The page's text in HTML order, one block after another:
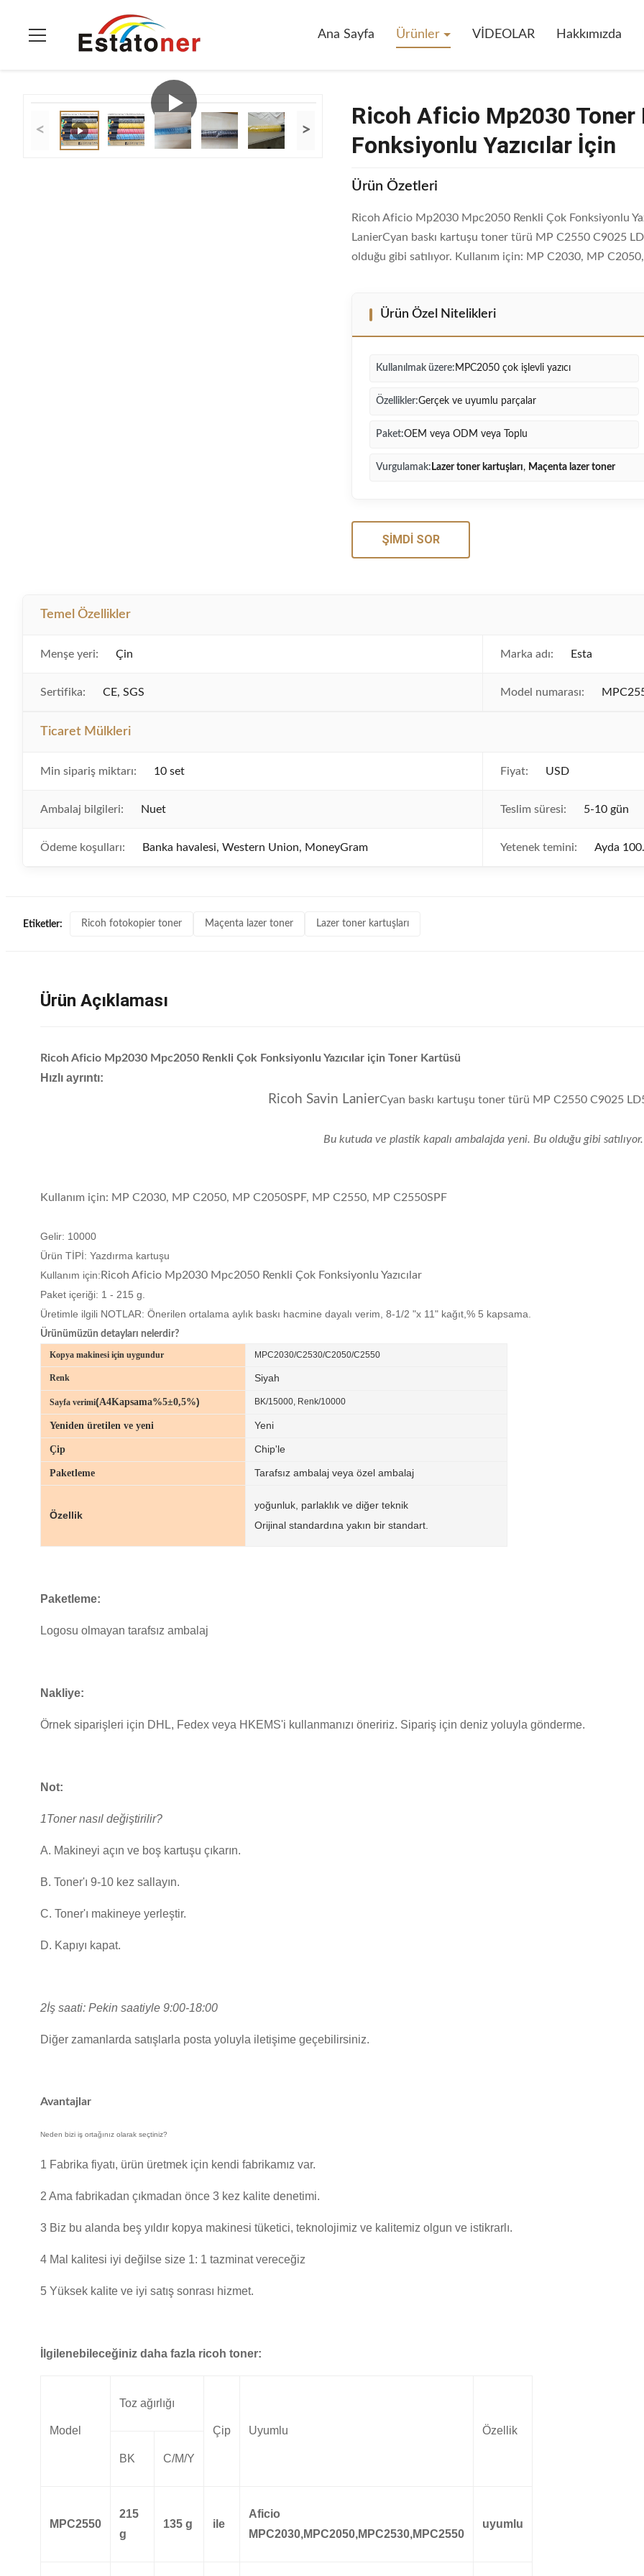
Ana Sayfa Ürünler VİDEOLAR Hakkımızda
Ürünler > Renk lazer toneri
< >
Ricoh Aficio Mp2030
Fonksiyonlu Yazıcılar İçin
Ürün Özetleri
Ricoh Aficio Mp2030 Mpc2050 Renkli Çok Fonksiyonlu
LanierCyan baskı kartuşu toner türü MP C2550 C9025
olduğu gibi satılıyor. Kullanım için: MP C2030, MP
Ürün Özel Nitelikleri
Kullanılmak üzere: MPC2050 çok işlevli yazıcı
Özellikler:Gerçek ve uyumlu parçalar
Paket:OEM veya ODM veya Toplu
Vurgulamak: Lazer toner kartuşları, Maçenta lazer toner
ŞIMDI SOR
Temel Özellikler
Menşe yeri: Çin Marka adı: Esta
Sertifika: CE, SGS Model numarası:
Ticaret Mülkleri
Min sipariş miktarı: 10 set Fiyat: USD
Ambalaj bilgileri: Nuet Teslim süresi: 5-10 gün
Ödeme koşulları: Banka havalesi, Western Union, MoneyGram Yetenek temini: Ayda
Etiketler: Ricoh fotokopier toner Maçenta lazer toner Lazer toner kartuşları
Ürün Açıklaması
Ricoh Aficio Mp2030 Mpc2050 Renkli Çok Fonksiyonlu Yazıcılar için Toner Kartüsü
Hızlı ayrıntı:
Ricoh Savin LanierCyan baskı kartuşu toner türü MP C2550 C9025
Bu kutuda ve plastik kapalı ambalajda yeni. Bu olduğu gibi satılıyor.
Kullanım için: MP C2030, MP C2050, MP C2050SPF, MP C2550, MP C2550SPF
Gelir: 10000
Ürün TİPİ: Yazdırma kartuşu
Kullanım için: Ricoh Aficio Mp2030 Mpc2050 Renkli Çok Fonksiyonlu Yazıcılar
Paket içeriği: 1 - 215 g.
Üretimle ilgili NOTLAR: Önerilen ortalama aylık baskı hacmine dayalı verim, 8-1/2 "x 11" kağıt,% 5 kapsama.
Ürünümüzün detayları nelerdir?
Kopya makinesi için uygundur MPC2030/C2530/C2050/C2550
Renk Siyah
Sayfa verimi(A4Kapsama%5±0,5%) BK/15000, Renk/10000
Yeniden üretilen ve yeni Yeni
Çip Chip'le
Paketleme Tarafsız ambalaj veya özel ambalaj
Özellik
yoğunluk, parlaklık ve diğer teknik
Orijinal standardına yakın bir standart.
Paketleme:
Logosu olmayan tarafsız ambalaj
Nakliye:
Örnek siparişleri için DHL, Fedex veya HKEMS'i kullanmanızı öneririz. Sipariş için deniz yoluyla gönderme.
Not:
1Toner nasıl değiştirilir?
A. Makineyi açın ve boş kartuşu çıkarın.
B. Toner'ı 9-10 kez sallayın.
C. Toner'ı makineye yerleştir.
D. Kapıyı kapat.
2İş saati: Pekin saatiyle 9:00-18:00
Diğer zamanlarda satışlarla posta yoluyla iletişime geçebilirsiniz.
Avantajlar
Neden bizi iş ortağınız olarak seçtiniz?
1 Fabrika fiyatı, ürün üretmek için kendi fabrikamız var.
2 Ama fabrikadan çıkmadan önce 3 kez kalite denetimi.
3 Biz bu alanda beş yıldır kopya makinesi tüketici, teknolojimiz ve kalitemiz olgun ve istikrarlı.
4 Mal kalitesi iyi değilse size 1: 1 tazminat vereceğiz
5 Yüksek kalite ve iyi satış sonrası hizmet.
İlgilenebileceğiniz daha fazla ricoh toner:
Model
Toz ağırlığı
Çip Uyumlu Özellik
BK C/M/Y
MPC2550
215
g
135 g ile
Aficio
MPC2030,MPC2050,MPC2530,MPC2550
uyumlu